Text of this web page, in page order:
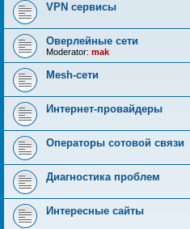
VPN сервисы
Оверлейные сети
Moderator: mak
Mesh-сети
Интернет-провайдеры
Операторы сотовой связи
Диагностика проблем
Интересные сайты